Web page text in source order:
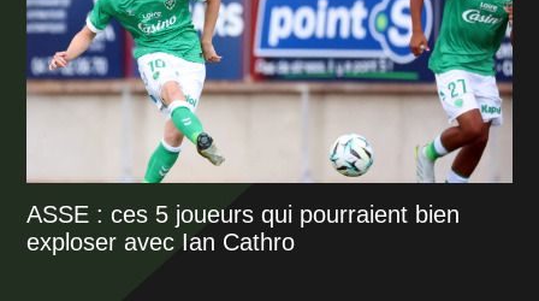
ASSE : ces 5 joueurs qui pourraient bien
exploser avec Ian Cathro